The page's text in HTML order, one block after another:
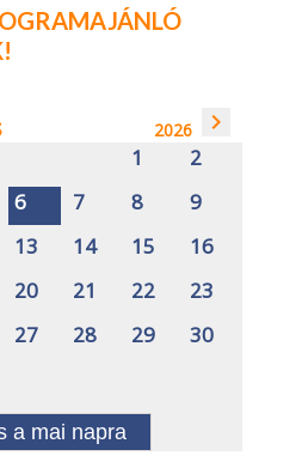
2026 navigate_next
1
2
6 7 8
9
13 14 15
16
20 21 22
23
27 28 29
30
a mai napra